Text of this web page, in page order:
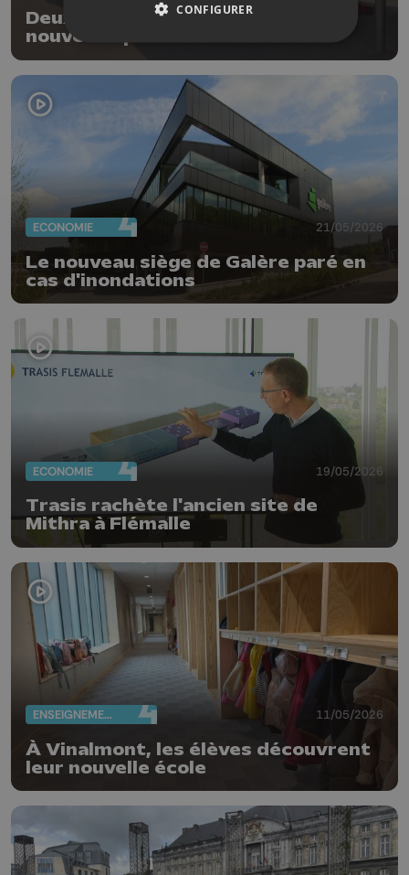
Deux nouvelles classes et deux
nouveaux préaux à l'école
communale d'Oreye
ECONOMIE 21/05/2026
Le nouveau siège de Galère paré en
cas d'inondations
ECONOMIE 19/05/2026
Trasis rachète l'ancien site de
Mithra à Flémalle
ENSEIGNEMENT 11/05/2026
À Vinalmont, les élèves découvrent
leur nouvelle école
CONFIGURER